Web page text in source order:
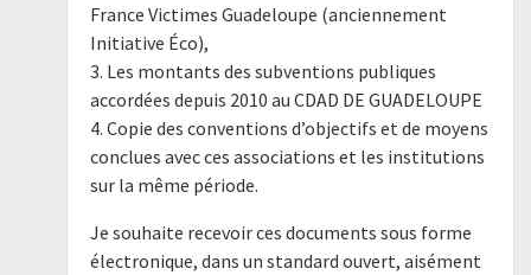
France Victimes Guadeloupe (anciennement
Initiative Éco),
3. Les montants des subventions publiques
accordées depuis 2010 au CDAD DE GUADELOUPE
4. Copie des conventions d’objectifs et de moyens
conclues avec ces associations et les institutions
sur la même période.
Je souhaite recevoir ces documents sous forme
électronique, dans un standard ouvert, aisément